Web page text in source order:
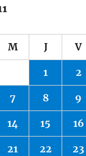
M J V
1 2
7 8 9
14 15 16
21 22 23